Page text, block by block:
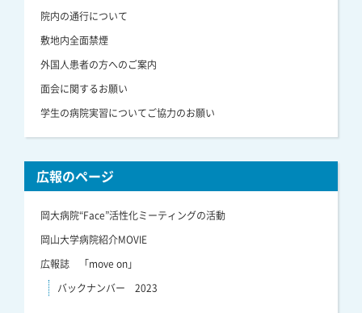
院内の通行について
敷地内全面禁煙
外国人患者の方へのご案内
面会に関するお願い
学生の病院実習についてご協力のお願い
広報のページ
岡大病院“Face”活性化ミーティングの活動
岡山大学病院紹介MOVIE
広報誌 「move on」
バックナンバー 2023